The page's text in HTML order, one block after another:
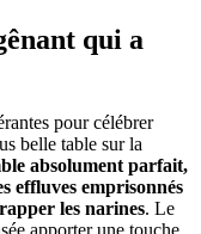
qui a
pour célébrer
belle table sur la
absolument parfait,
effluves emprisonnés
les narines. Le
apporter une touche